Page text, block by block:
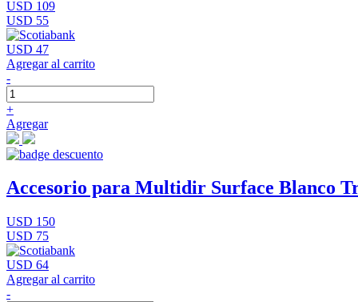
USD 109
USD 55
USD 47
Agregar al carrito
-
+
Agregar
Accesorio para Multidir Surface Blanco
USD 150
USD 75
USD 64
Agregar al carrito
-